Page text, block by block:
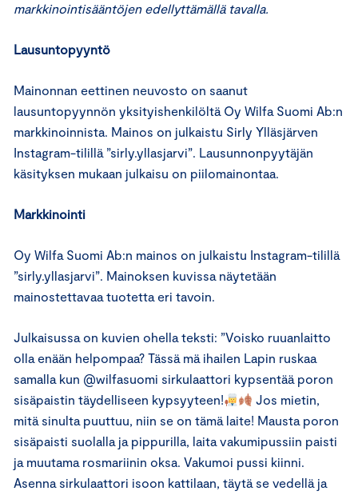
markkinointisääntöjen edellyttämällä tavalla.
Lausuntopyyntö
Mainonnan eettinen neuvosto on saanut
lausuntopyynnön yksityishenkilöltä Oy Wilfa Suomi Ab:n
markkinoinnista. Mainos on julkaistu Sirly Ylläsjärven
Instagram-tilillä ”sirly.yllasjarvi”. Lausunnonpyytäjän
käsityksen mukaan julkaisu on piilomainontaa.
Markkinointi
Oy Wilfa Suomi Ab:n mainos on julkaistu Instagram-tilillä
”sirly.yllasjarvi”. Mainoksen kuvissa näytetään
mainostettavaa tuotetta eri tavoin.
Julkaisussa on kuvien ohella teksti: ”Voisko ruuanlaitto
olla enään helpompaa? Tässä mä ihailen Lapin ruskaa
samalla kun @wilfasuomi sirkulaattori kypsentää poron
sisäpaistin täydelliseen kypsyyteen!
Jos mietin,
mitä sinulta puuttuu, niin se on tämä laite! Mausta poron
sisäpaisti suolalla ja pippurilla, laita vakumipussiin paisti
ja muutama rosmariinin oksa. Vakumoi pussi kiinni.
Asenna sirkulaattori isoon kattilaan, täytä se vedellä ja